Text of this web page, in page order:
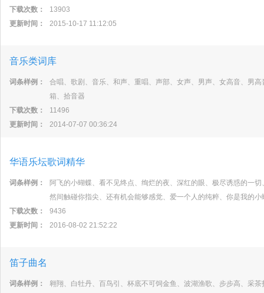
下载次数：
13903
更新时间：
2015-10-17 11:12:05
音乐类词库
词条样例：
合唱、歌剧、音乐、和声、重唱、声部、女声、男声、女高音、男
箱、拾音器
下载次数：
11496
更新时间：
2014-07-07 00:36:24
华语乐坛歌词精华
词条样例：
阿飞的小蝴蝶、看不见终点、绚烂的夜、深红的眼、极尽诱惑的一
然间触碰你指尖、还有机会能够感觉、爱一个人的纯粹、你是我的
下载次数：
9436
更新时间：
2016-08-02 21:52:22
笛子曲名
词条样例：
翱翔、白牡丹、百鸟引、杯底不可饲金鱼、波湖渔歌、步步高、采